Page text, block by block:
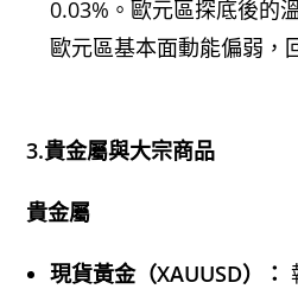
0.03%。歐元區探底後的
歐元區基本面動能偏弱，
3.貴金屬與大宗商品
貴金屬
現貨黃金（XAUUSD）：